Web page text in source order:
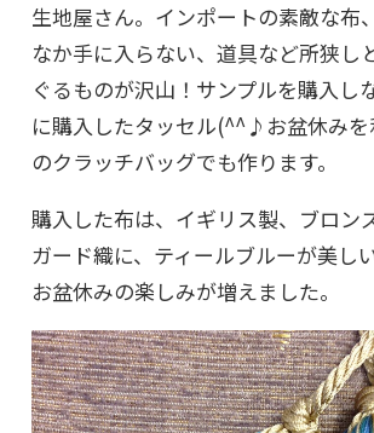
生地屋さん。インポートの素敵な布
なか手に入らない、道具など所狭し
ぐるものが沢山！サンプルを購入し
に購入したタッセル(^^♪お盆休みを
のクラッチバッグでも作ります。
購入した布は、イギリス製、ブロン
ガード織に、ティールブルーが美し
お盆休みの楽しみが増えました。